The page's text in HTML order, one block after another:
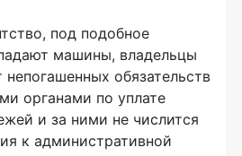
под подобное
машины, владельцы
обязательств
органами по уплате
и за ними не числится
к административной